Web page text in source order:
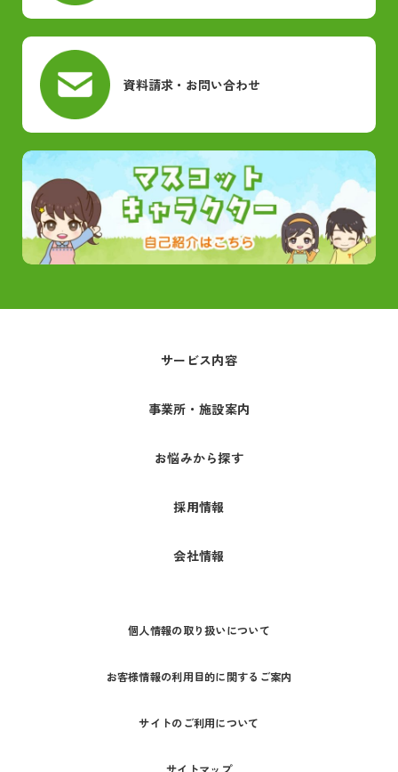
資料請求・お問い合わせ
サービス内容
事業所・施設案内
お悩みから探す
採用情報
会社情報
個人情報の取り扱いについて
お客様情報の利用目的に関するご案内
サイトのご利用について